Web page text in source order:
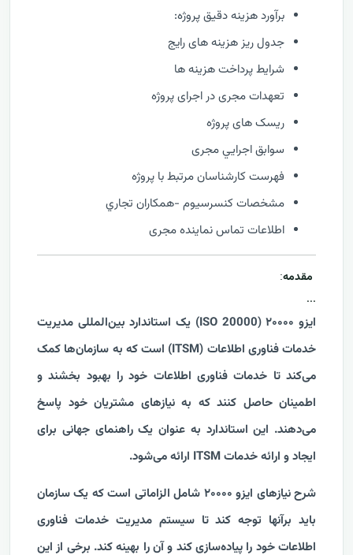
برآورد هزینه دقیق پروژه:
جدول ریز هزینه های رایج
شرایط پرداخت هزینه ها
تعهدات مجری در اجرای پروژه
ریسک های پروژه
سوابق اجرايي مجری
فهرست كارشناسان مرتبط با پروژه
مشخصات كنسرسيوم -همكاران تجاري
اطلاعات تماس نماینده مجری
مقدمه:
...
ایزو ۲۰۰۰۰ (ISO 20000) یک استاندارد بین‌المللی مدیریت
خدمات فناوری اطلاعات (ITSM) است که به سازمان‌ها کمک
می‌کند تا خدمات فناوری اطلاعات خود را بهبود بخشند و
اطمینان حاصل کنند که به نیازهای مشتریان خود پاسخ
می‌دهند. این استاندارد به عنوان یک راهنمای جهانی برای
ایجاد و ارائه خدمات ITSM ارائه می‌شود.
شرح نیازهای ایزو ۲۰۰۰۰ شامل الزاماتی است که یک سازمان
باید برآنها توجه کند تا سیستم مدیریت خدمات فناوری
اطلاعات خود را پیاده‌سازی کند و آن را بهینه کند. برخی از این